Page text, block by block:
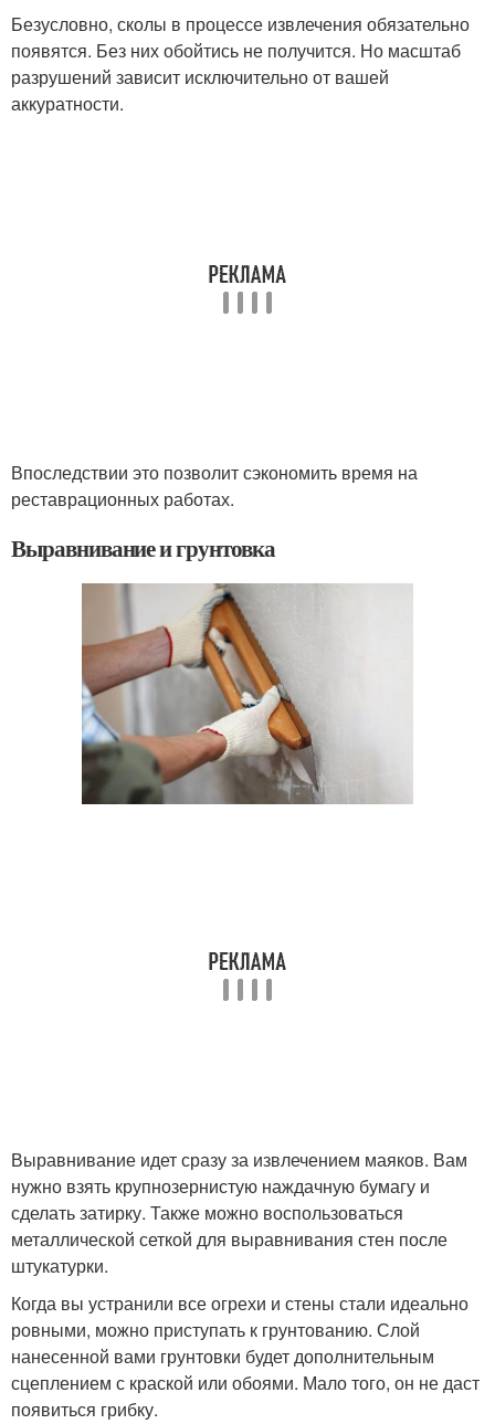
Безусловно, сколы в процессе извлечения обязательно
появятся. Без них обойтись не получится. Но масштаб
разрушений зависит исключительно от вашей
аккуратности.
Впоследствии это позволит сэкономить время на
реставрационных работах.
Выравнивание и грунтовка
Выравнивание идет сразу за извлечением маяков. Вам
нужно взять крупнозернистую наждачную бумагу и
сделать затирку. Также можно воспользоваться
металлической сеткой для выравнивания стен после
штукатурки.
Когда вы устранили все огрехи и стены стали идеально
ровными, можно приступать к грунтованию. Слой
нанесенной вами грунтовки будет дополнительным
сцеплением с краской или обоями. Мало того, он не даст
появиться грибку.